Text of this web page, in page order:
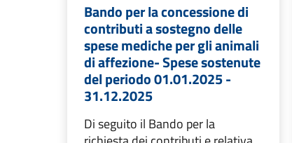
Bando per la concessione di
contributi a sostegno delle
spese mediche per gli animali
di affezione- Spese sostenute
del periodo 01.01.2025 -
31.12.2025
Di seguito il Bando per la